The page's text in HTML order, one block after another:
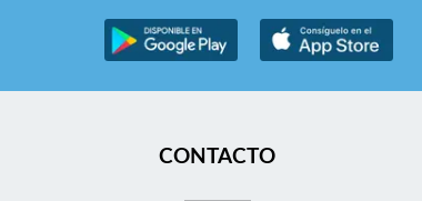
CONTACTO